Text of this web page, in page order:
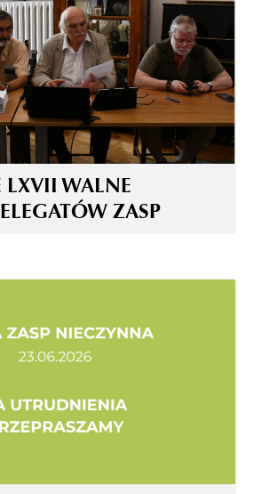
LXVII WALNE
ZASP